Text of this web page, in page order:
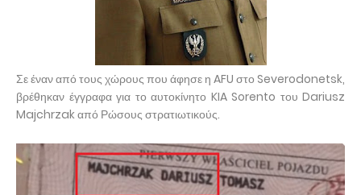
Σε έναν από τους χώρους που άφησε η AFU στο Severodonetsk,
βρέθηκαν έγγραφα για το αυτοκίνητο KIA Sorento του Dariusz
Majchrzak από Ρώσους στρατιωτικούς.